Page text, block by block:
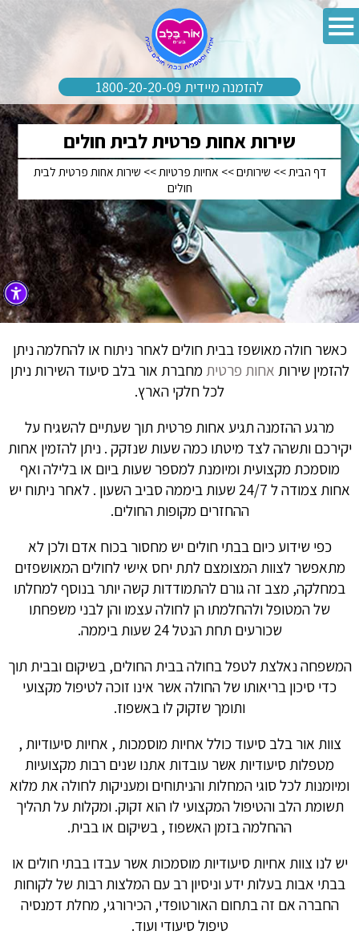
להזמנה מיידית 1800-20-20-09
שירות אחות פרטית לבית חולים
דף הבית >> שירותים>> אחיות פרטיות >> שירות אחות פרטית לבית
חולים
כאשר חולה מאושפז בבית חולים לאחר ניתוח או להחלמה ניתן
להזמין שירות אחות פרטיתמחברת אור בלב סיעוד השירות ניתן
לכל חלקי הארץ.
מרגע ההזמנה תגיע אחות פרטית תוך שעתיים להשגיח על
יקירכם ותשהה לצד מיטתו כמה שעות שנזקק . ניתן להזמין אחות
מוסמכת מקצועית ומיומנת למספר שעות ביום או בלילה ואף
אחות צמודה ל 24/7 שעות ביממה סביב השעון . לאחר ניתוח יש
ההחזרים מקופות החולים.
כפי שידוע כיום בבתי חולים יש מחסור בכוח אדם ולכן לא
מתאפשר לצוות המצומצם לתת יחס אישי לחולים המאושפזים
במחלקה, מצב זה גורם להתמודדות קשה יותר בנוסף למחלתו
של המטופל ולהחלמתו הן לחולה עצמו והן לבני משפחתו
שכורעים תחת הנטל 24 שעות ביממה.
המשפחה נאלצת לטפל בחולה בבית החולים, בשיקום ובבית תוך
כדי סיכון בריאותו של החולה אשר אינו זוכה לטיפול מקצועי
ותומך שזקוק לו באשפוז.
צוות אור בלב סיעוד כולל אחיות מוסמכות , אחיות סיעודיות ,
מטפלות סיעודיות אשר עובדות אתנו שנים רבות מקצועיות
ומיומנות לכל סוגי המחלות והניתוחים ומעניקות לחולה את מלוא
תשומת הלב והטיפול המקצועי לו הוא זקוק. ומקלות על תהליך
ההחלמה בזמן האשפוז , בשיקום או בבית.
יש לנו צוות אחיות סיעודיות מוסמכות אשר עבדו בבתי חולים או
בבתי אבות בעלות ידע וניסיון רב עם המלצות רבות של לקוחות
החברה אם זה בתחום האורטופדי, הכירורגי, מחלת דמנסיה
טיפול סיעודי ועוד.